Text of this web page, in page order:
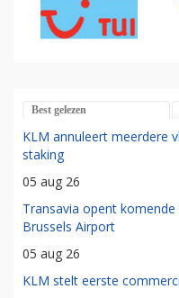
Best gelezen
KLM annuleert meerdere
staking
05 aug 26
Transavia opent
Brussels Airport
05 aug 26
KLM stelt eerste